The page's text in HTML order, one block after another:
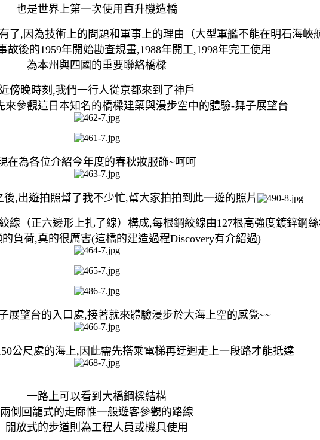
也是世界上第一次使用直升機造橋
了,因為技術上的問題和軍事上的理由（大型軍艦不能在明石海峽
故後的1959年開始勘查規畫,1988年開工,1998年完工使用
為本州與四國的重要聯絡橋樑
傍晚時刻,我們一行人從京都來到了神戶
來參觀這日本知名的橋樑建築與漫步空中的體驗-舞子展望台
在為各位介紹今年度的春秋妝服飾~呵呵
後,出遊拍照幫了我不少忙,幫大家拍拍到此一遊的照片
線（正六邊形上扎了線）構成,每根鋼絞線由127根高強度鍍鋅鋼
負荷,真的很厲害(這橋的建造過程Discovery有介紹過)
展望台的入口處,接著就來體驗漫步於大海上空的感覺~~
公尺處的海上,因此需先搭乘電梯再迂迴走上一段路才能抵達
一路上可以看到大橋鋼樑結構
兩側回籠式的走廊惟一般遊客參觀的路線
開放式的步道則為工程人員或機具使用